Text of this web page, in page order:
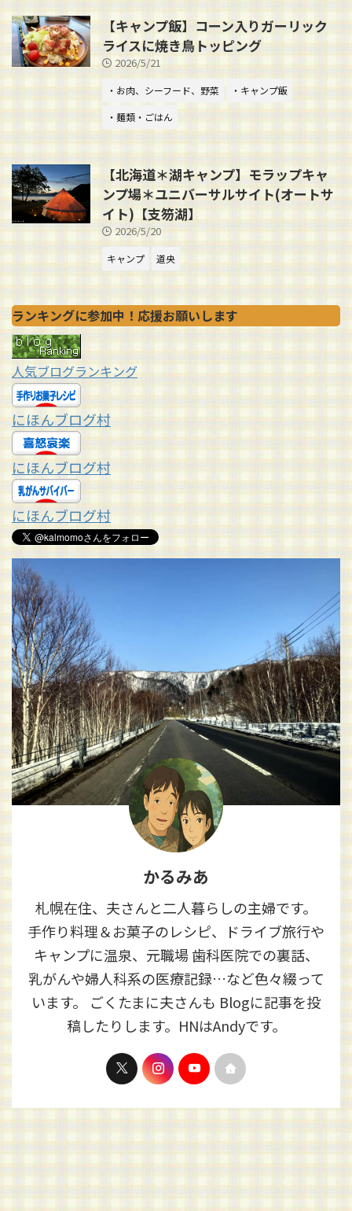
【キャンプ飯】コーン入りガーリック
ライスに焼き鳥トッピング
2026/5/21
・お肉、シーフード、野菜
・キャンプ飯
・麺類・ごはん
【北海道＊湖キャンプ】モラップキャ
ンプ場＊ユニバーサルサイト(オートサ
イト)【支笏湖】
2026/5/20
キャンプ 道央
ランキングに参加中！応援お願いします
人気ブログランキング
にほんブログ村
にほんブログ村
にほんブログ村
かるみあ
札幌在住、夫さんと二人暮らしの主婦です。
手作り料理＆お菓子のレシピ、ドライブ旅行や
キャンプに温泉、元職場 歯科医院での裏話、
乳がんや婦人科系の医療記録…など色々綴って
います。 ごくたまに夫さんも Blogに記事を投
稿したりします。HNはAndyです。